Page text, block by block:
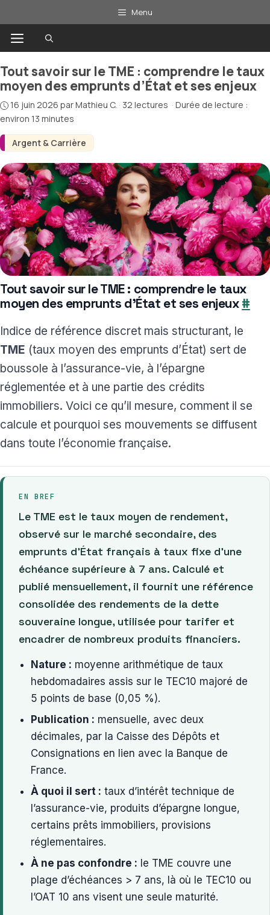
au
contenu
Menu
Menu
Argent & Carrière
Tout savoir sur le TME : comprendre le taux
moyen des emprunts d’État et ses enjeux
16 juin 2026 parMathieu C. · 32 lectures · Durée de lecture :
environ 13 minutes
Tout savoir sur le TME : comprendre le taux
moyen des emprunts d’État et ses enjeux#
Indice de référence discret mais structurant, le
TME (taux moyen des emprunts d’État) sert de
boussole à l’assurance-vie, à l’épargne
réglementée et à une partie des crédits
immobiliers. Voici ce qu’il mesure, comment il se
calcule et pourquoi ses mouvements se diffusent
dans toute l’économie française.
EN BREF
Le TME est le taux moyen de rendement,
observé sur le marché secondaire, des
emprunts d’État français à taux fixe d’une
échéance supérieure à 7 ans. Calculé et
publié mensuellement, il fournit une référence
consolidée des rendements de la dette
souveraine longue, utilisée pour tarifer et
encadrer de nombreux produits financiers.
Nature : moyenne arithmétique de taux
hebdomadaires assis sur le TEC10 majoré de
5 points de base (0,05 %).
Publication : mensuelle, avec deux
décimales, par la Caisse des Dépôts et
Consignations en lien avec la Banque de
France.
À quoi il sert : taux d’intérêt technique de
l’assurance-vie, produits d’épargne longue,
certains prêts immobiliers, provisions
réglementaires.
À ne pas confondre : le TME couvre une
plage d’échéances > 7 ans, là où le TEC10 ou
l’OAT 10 ans visent une seule maturité.